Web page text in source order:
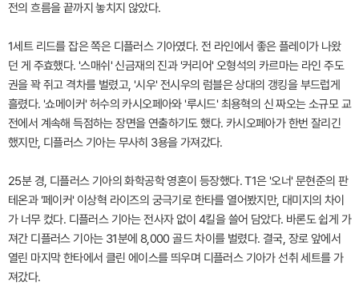
전의 흐름을 끝까지 놓치지 않았다.
1세트 리드를 잡은 쪽은 디플러스 기아였다. 전 라인에서 좋은 플레이가 나왔
던 게 주효했다. '스매쉬' 신금재의 진과 '커리어' 오형석의 카르마는 라인 주도
권을 꽉 쥐고 격차를 벌렸고, '시우' 전시우의 럼블은 상대의 갱킹을 부드럽게
흘렸다. '쇼메이커' 허수의 카시오페아와 '루시드' 최용혁의 신 짜오는 소규모 교
전에서 계속해 득점하는 장면을 연출하기도 했다. 카시오페아가 한번 잘리긴
했지만, 디플러스 기아는 무사히 3용을 가져갔다.
25분 경, 디플러스 기아의 화학공학 영혼이 등장했다. T1은 '오너' 문현준의 판
테온과 '페이커' 이상혁 라이즈의 궁극기로 한타를 열어봤지만, 대미지의 차이
가 너무 컸다. 디플러스 기아는 전사자 없이 4킬을 쓸어 담았다. 바론도 쉽게 가
져간 디플러스 기아는 31분에 8,000 골드 차이를 벌렸다. 결국, 장로 앞에서
열린 마지막 한타에서 클린 에이스를 띄우며 디플러스 기아가 선취 세트를 가
져갔다.